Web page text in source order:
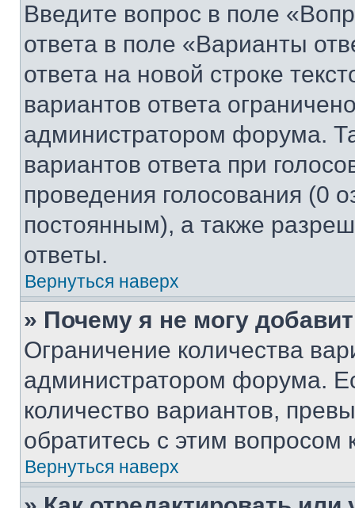
Введите вопрос в поле
ответа в поле «Варианты
ответа на новой строке
вариантов ответа
администратором форума.
вариантов ответа при
проведения голосования (0
постоянным), а также
ответы.
Вернуться наверх
» Почему я не могу
Ограничение количества
администратором форума.
количество вариантов,
обратитесь с этим вопросом
Вернуться наверх